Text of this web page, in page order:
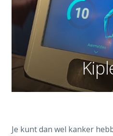
Je kunt dan wel kanker